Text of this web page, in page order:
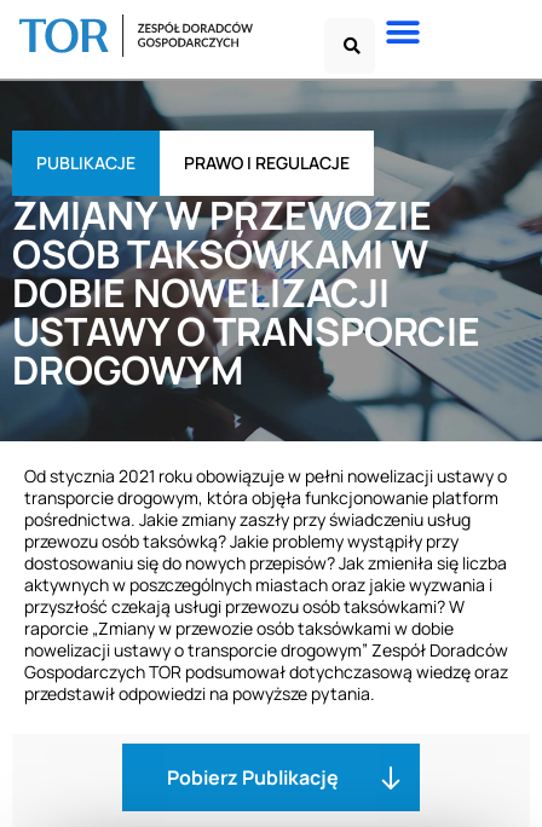
PUBLIKACJE PRAWO I REGULACJE
ZMIANY W PRZEWOZIE
OSÓB TAKSÓWKAMI W
DOBIE NOWELIZACJI
USTAWY O TRANSPORCIE
DROGOWYM
Od stycznia 2021 roku obowiązuje w pełni nowelizacji ustawy o
transporcie drogowym, która objęła funkcjonowanie platform
pośrednictwa. Jakie zmiany zaszły przy świadczeniu usług
przewozu osób taksówką? Jakie problemy wystąpiły przy
dostosowaniu się do nowych przepisów? Jak zmieniła się liczba
aktywnych w poszczególnych miastach oraz jakie wyzwania i
przyszłość czekają usługi przewozu osób taksówkami? W
raporcie „Zmiany w przewozie osób taksówkami w dobie
nowelizacji ustawy o transporcie drogowym” Zespół Doradców
Gospodarczych TOR podsumował dotychczasową wiedzę oraz
przedstawił odpowiedzi na powyższe pytania.
Pobierz Publikację